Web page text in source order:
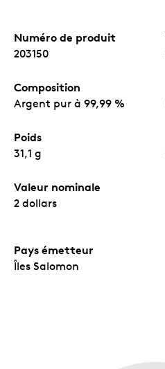
Numéro de produit
203150
Composition
Argent pur à 99,99 %
Poids
31,1 g
Valeur nominale
2 dollars
Pays émetteur
Îles Salomon